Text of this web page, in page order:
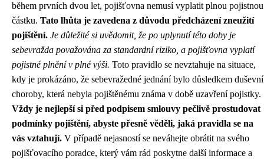
během prvních dvou let, pojišťovna nemusí vyplatit plnou pojistnou
částku. Tato lhůta je zavedena z důvodu předcházení zneužití
pojištění. Je důležité si uvědomit, že po uplynutí této doby je
sebevražda považována za standardní riziko, a pojišťovna vyplatí
pojistné plnění v plné výši. Toto pravidlo se nevztahuje na situace,
kdy je prokázáno, že sebevražedné jednání bylo důsledkem duševní
choroby, která nebyla pojištěnému známa v době uzavření pojistky.
Vždy je nejlepší si před podpisem smlouvy pečlivě prostudovat
podmínky pojištění, abyste přesně věděli, jaká pravidla se na
vás vztahují. V případě nejasností se neváhejte obrátit na svého
pojišťovacího poradce, který vám rád poskytne další informace a